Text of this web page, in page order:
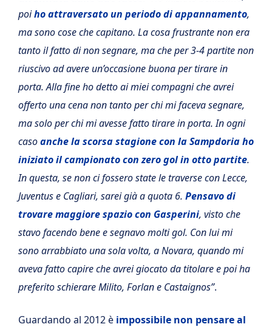
poiho attraversato un periodo di appannamento,
ma sono cose che capitano. La cosa frustrante non era
tanto il fatto di non segnare, ma che per 3-4 partite non
riuscivo ad avere un’occasione buona per tirare in
porta. Alla fine ho detto ai miei compagni che avrei
offerto una cena non tanto per chi mi faceva segnare,
ma solo per chi mi avesse fatto tirare in porta. In ogni
casoanche la scorsa stagione con la Sampdoria ho
iniziato il campionato con zero gol in otto partite.
In questa, se non ci fossero state le traverse con Lecce,
Juventus e Cagliari, sarei già a quota 6. Pensavo di
trovare maggiore spazio con Gasperini, visto che
stavo facendo bene e segnavo molti gol. Con lui mi
sono arrabbiato una sola volta, a Novara, quando mi
aveva fatto capire che avrei giocato da titolare e poi ha
preferito schierare Milito, Forlan e Castaignos”.
Guardando al 2012 è impossibile non pensare al